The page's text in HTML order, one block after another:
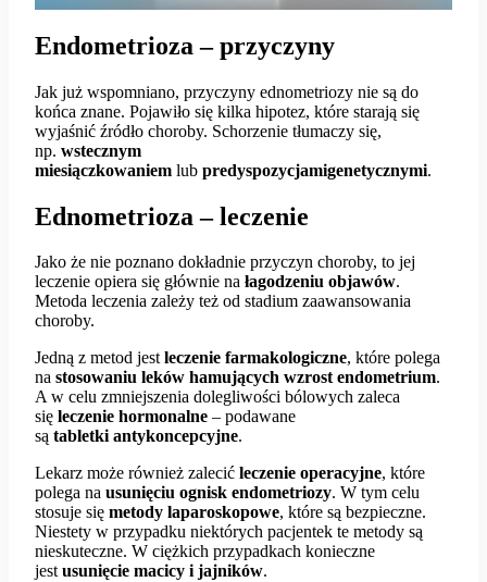
Endometrioza – przyczyny
Jak już wspomniano, przyczyny ednometriozy nie są do
końca znane. Pojawiło się kilka hipotez, które starają się
wyjaśnić źródło choroby. Schorzenie tłumaczy się,
np. wstecznym
miesiączkowaniem lub predyspozycjamigenetycznymi.
Ednometrioza – leczenie
Jako że nie poznano dokładnie przyczyn choroby, to jej
leczenie opiera się głównie na łagodzeniu objawów.
Metoda leczenia zależy też od stadium zaawansowania
choroby.
Jedną z metod jestleczenie farmakologiczne, które polega
na stosowaniu leków hamujących wzrost endometrium.
A w celu zmniejszenia dolegliwości bólowych zaleca
się leczenie hormonalne – podawane
są tabletki antykoncepcyjne.
Lekarz może również zalecić leczenie operacyjne, które
polega na usunięciu ognisk endometriozy. W tym celu
stosuje się metody laparoskopowe, które są bezpieczne.
Niestety w przypadku niektórych pacjentek te metody są
nieskuteczne. W ciężkich przypadkach konieczne
jestusunięcie macicy i jajników.